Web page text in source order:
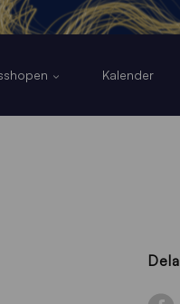
Kalender
Dela